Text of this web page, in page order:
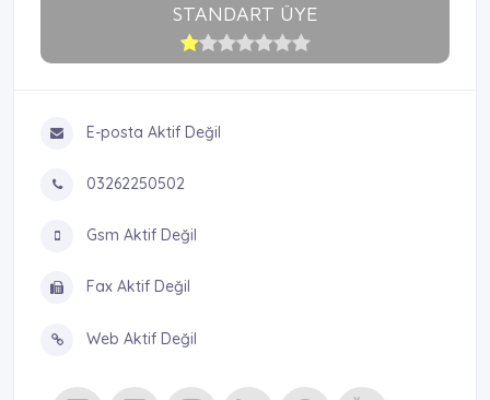
STANDART ÜYE
E-posta Aktif Değil
03262250502
Gsm Aktif Değil
Fax Aktif Değil
Web Aktif Değil